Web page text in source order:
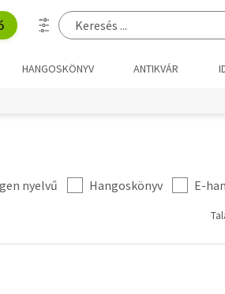
HANGOSKÖNYV ANTIKVÁR
nyelvű Hangoskönyv E-